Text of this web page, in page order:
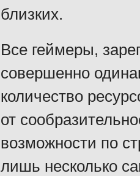
близких.
Все геймеры,
совершенно
количество
от
возможности по
лишь несколько